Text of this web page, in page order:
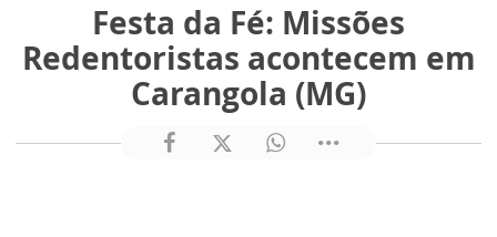
Festa da Fé: Missões
Redentoristas acontecem em
Carangola (MG)